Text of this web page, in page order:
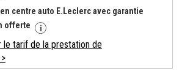
centre auto E.Leclerc avec garantie
offerte
le tarif de la prestation de